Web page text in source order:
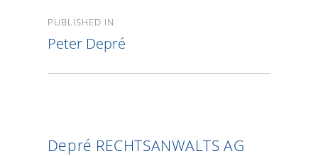
navigation
PUBLISHED IN
Peter Depré
Depré RECHTSANWALTS AG